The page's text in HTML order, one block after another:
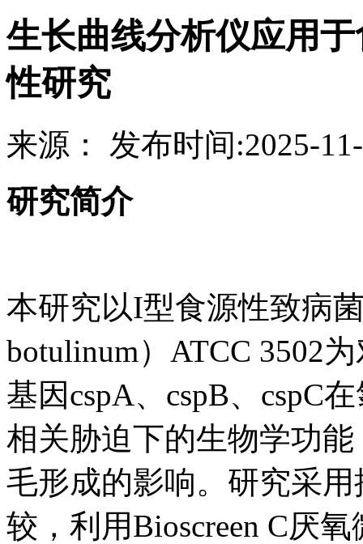
生长曲线分析仪应用
性研究
来源： 发布时间:2025-
研究简介
本研究以I型食源性致病
botulinum）ATCC 3502
基因cspA、cspB、cspC
相关胁迫下的生物学功
毛形成的影响。研究采
较，利用Bioscreen C厌